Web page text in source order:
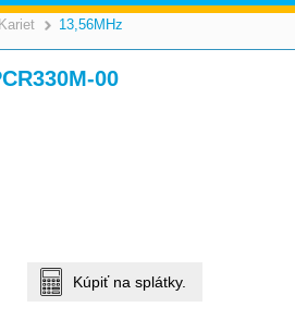
>
13,56MHz
00
Kúpiť na splátky.